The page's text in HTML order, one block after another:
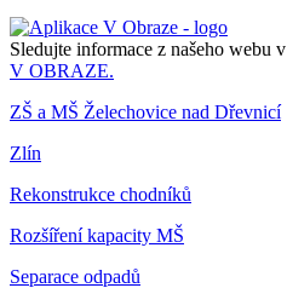
Sledujte informace z našeho webu v
V OBRAZE.
ZŠ a MŠ Želechovice nad Dřevnicí
Zlín
Rekonstrukce chodníků
Rozšíření kapacity MŠ
Separace odpadů